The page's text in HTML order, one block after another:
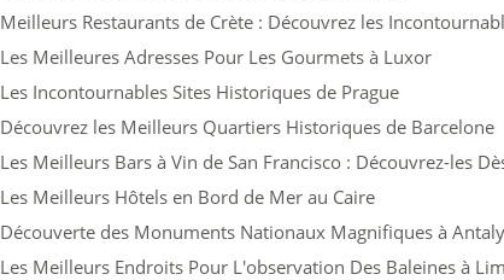
Meilleurs Restaurants de Crète : Découvrez les
Les Meilleures Adresses Pour Les Gourmets à Luxor
Les Incontournables Sites Historiques de Prague
Découvrez les Meilleurs Quartiers Historiques de Barcelone
Les Meilleurs Bars à Vin de San Francisco : Découvrez-les
Les Meilleurs Hôtels en Bord de Mer au Caire
Découverte des Monuments Nationaux Magnifiques à
Les Meilleurs Endroits Pour L'observation Des Baleines à